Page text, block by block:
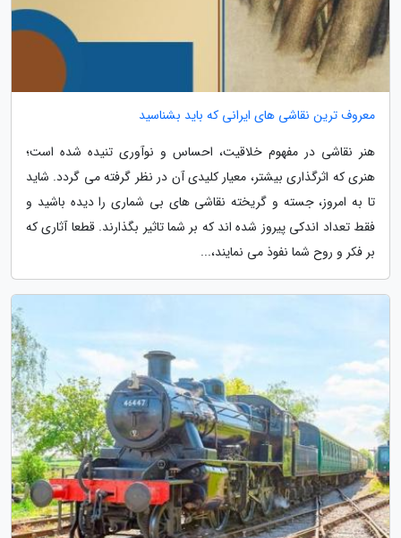
معروف ترین نقاشی های ایرانی که باید بشناسید
هنر نقاشی در مفهوم خلاقیت، احساس و نوآوری تنیده شده است؛
هنری که اثرگذاری بیشتر، معیار کلیدی آن در نظر گرفته می گردد. شاید
تا به امروز، جسته و گریخته نقاشی های بی شماری را دیده باشید و
فقط تعداد اندکی پیروز شده اند که بر شما تاثیر بگذارند. قطعا آثاری که
بر فکر و روح شما نفوذ می نمایند،...